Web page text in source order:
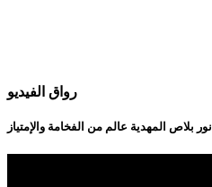
رواق الفيديو
نور بلاص المهدية عالم من الفخامة والإمتياز